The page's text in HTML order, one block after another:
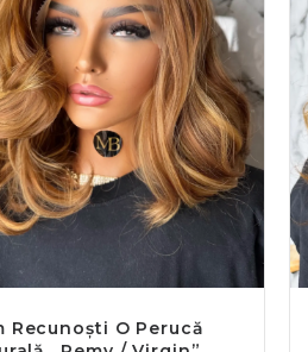
Recunoști O Perucă